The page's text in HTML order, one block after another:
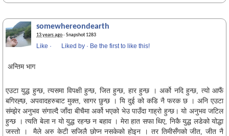
somewhereondearth
13 years ago· Snapshot 1283
Like · Liked by · Be the first to like this!
अन्तिम भाग
एउटा युद्ध हुन्छ, त्यसमा विपक्षी हुन्छ, जित हुन्छ, हार हुन्छ । अर्को नदि हुन्छ, त्यो आफैं
बगिरह्छ, अपवादहरुबाट मुक्त, सागर छुन्छ । यि दुई को कडि नै फरक छ । अनि एउटा
संम्झेर अनुभव संगाल्दै जाँदा बीचैमा अर्को भएको भेउ पाउँदा गाह्रो हुन्छ। यो अनुभव जटिल
हुन्छ । त्यति बेला न यो युद्ध रहन्छ न बहाव । मेरा हात सफा थिए, निकै युद्ध लडेको योद्धा
जस्तो । मैले अरु केटी सजिलै छोप्न नसकेको होइन । तर तिमीसँगको जीत, जीत नै